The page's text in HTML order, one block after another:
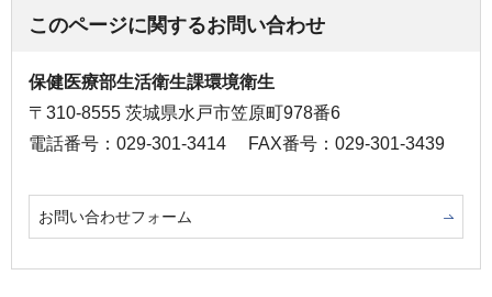
このページに関するお問い合わせ
保健医療部生活衛生課環境衛生
〒310-8555 茨城県水戸市笠原町978番6
電話番号：029-301-3414
FAX番号：029-301-3439
お問い合わせフォーム